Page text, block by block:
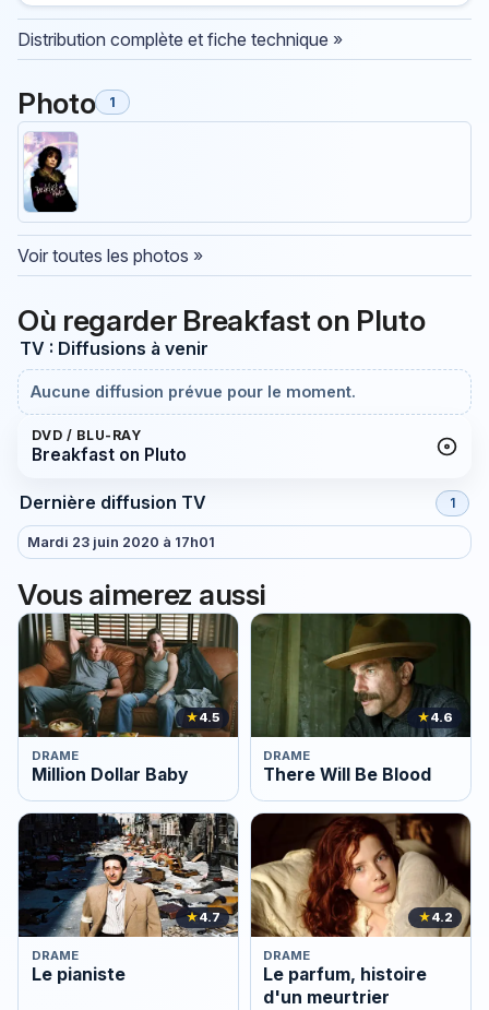
Distribution complète et fiche technique »
Photo 1
Voir toutes les photos »
Où regarder Breakfast on Pluto
TV : Diffusions à venir
Aucune diffusion prévue pour le moment.
DVD / BLU-RAY
Breakfast on Pluto
Dernière diffusion TV 1
Mardi 23 juin 2020 à 17h01
Vous aimerez aussi
★4.5
DRAME
Million Dollar Baby
★4.6
DRAME
There Will Be Blood
★4.7
DRAME
Le pianiste
★4.2
DRAME
Le parfum, histoire
d'un meurtrier